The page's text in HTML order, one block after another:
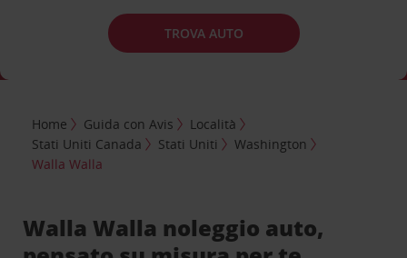
TROVA AUTO
Home Guida con Avis
Località
Stati Uniti Canada
Stati Uniti
Washington
Walla Walla
Walla Walla noleggio auto,